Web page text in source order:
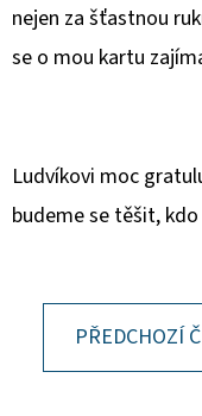
nejen za šťastnou
se o mou kartu
Ludvíkovi moc
budeme se těšit,
PŘEDCHOZÍ